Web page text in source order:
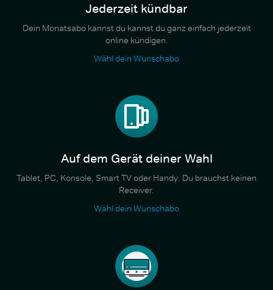
Jederzeit kündbar
Dein Monatsabo kannst du kannst du ganz einfach jederzeit
online kündigen.
Wähl dein Wunschabo
Auf dem Gerät deiner Wahl
Tablet, PC, Konsole, Smart TV oder Handy. Du brauchst keinen
Receiver.
Wähl dein Wunschabo